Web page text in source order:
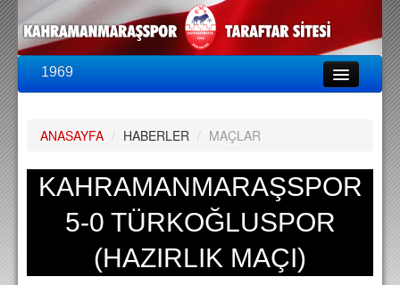
1969
PUAN DURUMU
FİKSTÜR
A TAKIM KADROSU
TEKNİK KADRO
ANASAYFA / HABERLER / MAÇLAR
KAHRAMANMARAŞSPOR
5-0 TÜRKOĞLUSPOR
(HAZIRLIK MAÇI)